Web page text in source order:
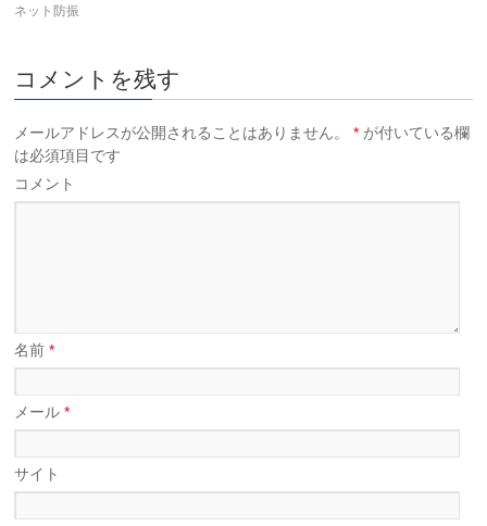
ネット防振
コメントを残す
メールアドレスが公開されることはありません。 * が付いている欄
は必須項目です
コメント
名前*
メール*
サイト